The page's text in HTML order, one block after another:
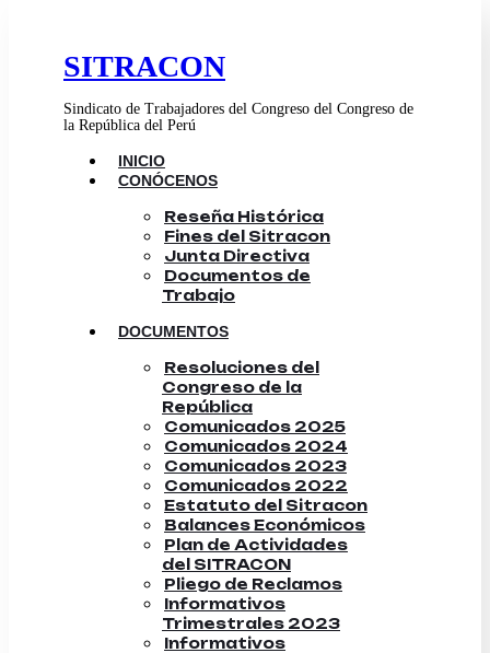
SITRACON
Sindicato de Trabajadores del Congreso del Congreso de
la República del Perú
INICIO
CONÓCENOS
Reseña Histórica
Fines del Sitracon
Junta Directiva
Documentos de
Trabajo
DOCUMENTOS
Resoluciones del
Congreso de la
República
Comunicados 2025
Comunicados 2024
Comunicados 2023
Comunicados 2022
Estatuto del Sitracon
Balances Económicos
Plan de Actividades
del SITRACON
Pliego de Reclamos
Informativos
Trimestrales 2023
Informativos